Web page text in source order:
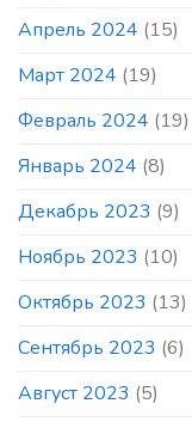
Апрель 2024 (15)
Март 2024 (19)
Февраль 2024 (19)
Январь 2024 (8)
Декабрь 2023 (9)
Ноябрь 2023 (10)
Октябрь 2023 (13)
Сентябрь 2023 (6)
Август 2023 (5)